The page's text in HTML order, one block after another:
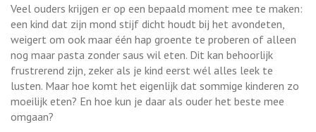
Veel ouders krijgen er op een bepaald moment mee te maken:
een kind dat zijn mond stijf dicht houdt bij het avondeten,
weigert om ook maar één hap groente te proberen of alleen
nog maar pasta zonder saus wil eten. Dit kan behoorlijk
frustrerend zijn, zeker als je kind eerst wél alles leek te
lusten. Maar hoe komt het eigenlijk dat sommige kinderen zo
moeilijk eten? En hoe kun je daar als ouder het beste mee
omgaan?